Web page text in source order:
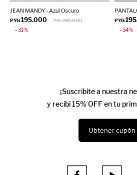
JEAN MANDY - Azul Oscuro
PYG195.000 PYG 285.000
31
PYG
34
¡Suscribite a nuestra
y recibí 15% OFF en tu
Obtener cupón